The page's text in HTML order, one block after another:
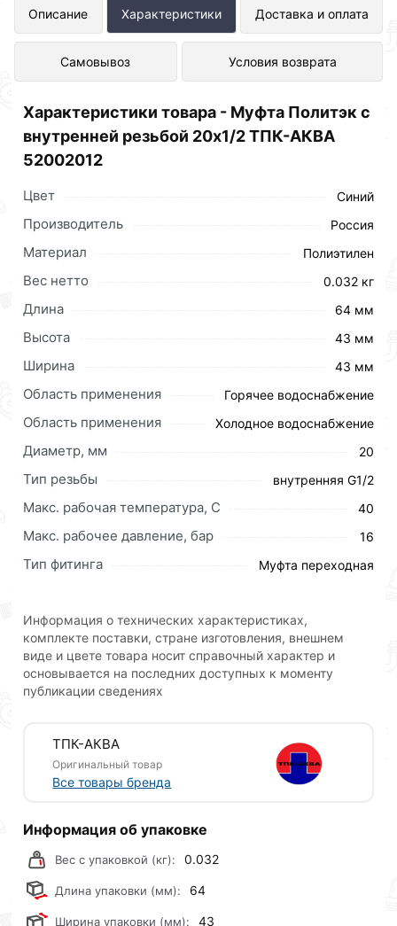
Описание Характеристики Доставка и оплата
Самовывоз Условия возврата
Муфта Политэк с внутренней
резьбой 20х1/2 ТПК-АКВА 52002012
представлен в интернет-магазине
27 рублей.
Муфта с внутренней резьбой Российского
производства ТПК-АКВА применяется для
соединения полиэтиленовых труб с другими
Муфта компрессионная с внутренней резьбой имеет
шаг резьбы, соответствующий стандартному шагу
стальной резьбы, что позволяет ее использовать для
перехода с полиэтиленовой трубы на стальную или
компрессионная муфта в внутренней резьбой с
трубами для питьевого или технического
водоснабжения с рабочим давлением до 16
Для приобретения данной позиции, кликните
мышкой
«Добавить в корзину»
кнопку«Быстрый заказ» . Также можете оформить
заказ позвонив по контактам указанным на сайте.
Характеристики товара - Муфта Политэк с
внутренней резьбой 20х1/2 ТПК-АКВА
52002012
Цвет Синий
Производитель Россия
Материал Полиэтилен
Вес нетто 0.032 кг
Длина 64 мм
Высота 43 мм
Ширина 43 мм
Область применения Горячее водоснабжение
Область применения Холодное водоснабжение
Диаметр, мм 20
Тип резьбы внутренняя G1/2
Макс. рабочая температура, C 40
Макс. рабочее давление, бар 16
Тип фитинга Муфта переходная
Информация о технических характеристиках,
комплекте поставки, стране изготовления, внешнем
виде и цвете товара носит справочный характер и
основывается на последних доступных к моменту
публикации сведениях
ТПК-АКВА
Оригинальный товар
Все товары бренда
Информация об упаковке
Вес с упаковкой (кг): 0.032
Длина упаковки (мм): 64
Ширина упаковки (мм): 43